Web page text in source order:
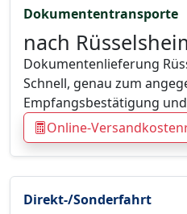
Direkt-/Sonderfahrt
Dokumententransporte
nach
Dokumentenlieferung
Schnell, genau zum
Empfangsbestätigung
Online-